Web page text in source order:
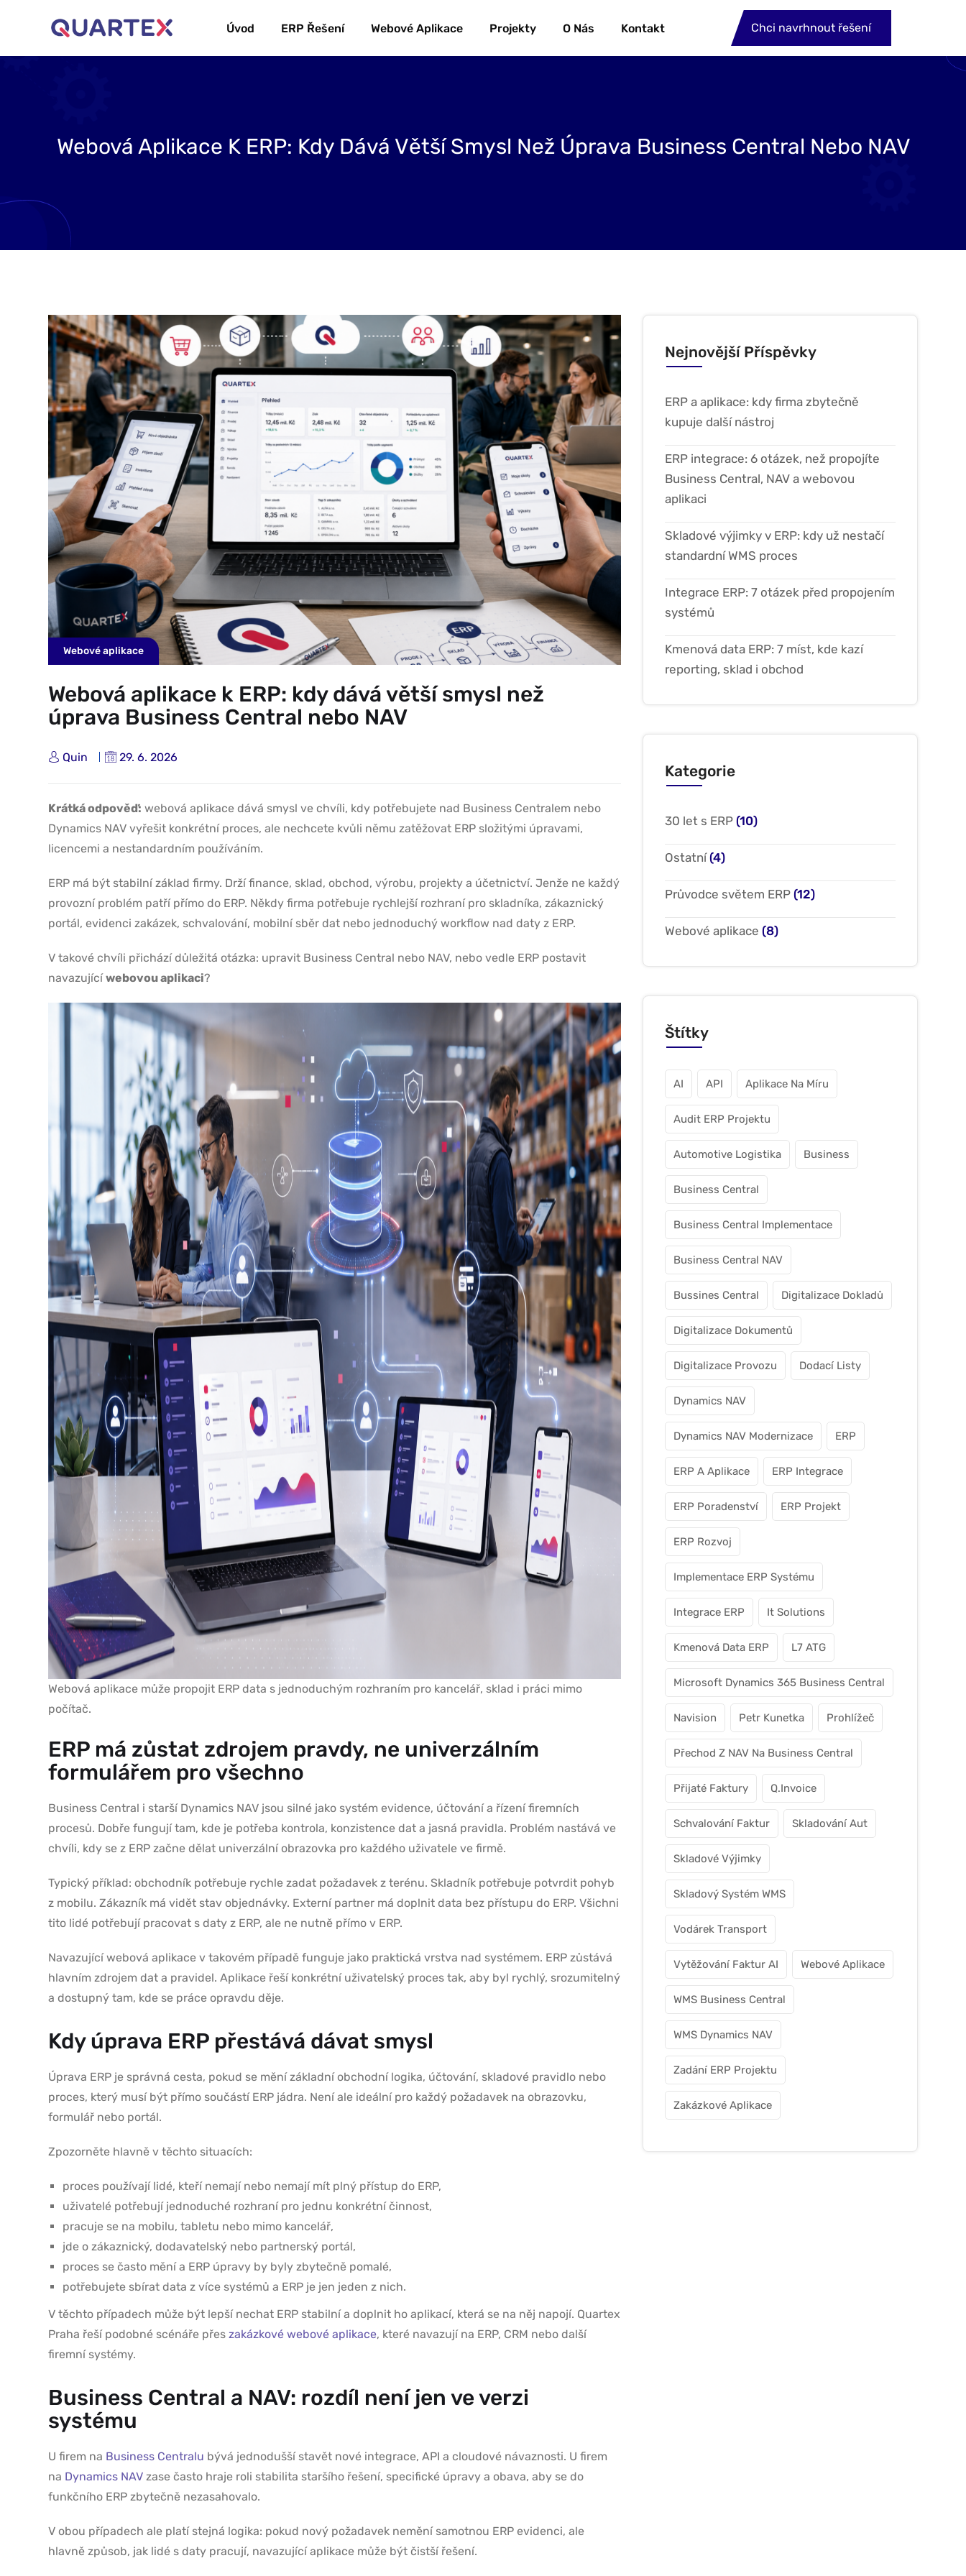
Úvod ERP Řešení Webové Aplikace Projekty O Nás Kontakt Chci navrhnout řešení
Webová Aplikace K ERP: Kdy Dává Větší Smysl Než Úprava Business Central Nebo NAV
Webové aplikace
Webová aplikace k ERP: kdy dává větší smysl než
úprava Business Central nebo NAV
Quin 29. 6. 2026
Krátká odpověď: webová aplikace dává smysl ve chvíli, kdy potřebujete nad Business Centralem nebo
Dynamics NAV vyřešit konkrétní proces, ale nechcete kvůli němu zatěžovat ERP složitými úpravami,
licencemi a nestandardním používáním.
ERP má být stabilní základ firmy. Drží finance, sklad, obchod, výrobu, projekty a účetnictví. Jenže ne každý
provozní problém patří přímo do ERP. Někdy firma potřebuje rychlejší rozhraní pro skladníka, zákaznický
portál, evidenci zakázek, schvalování, mobilní sběr dat nebo jednoduchý workflow nad daty z ERP.
V takové chvíli přichází důležitá otázka: upravit Business Central nebo NAV, nebo vedle ERP postavit
navazujícíwebovou aplikaci?
Webová aplikace může propojit ERP data s jednoduchým rozhraním pro kancelář, sklad i práci mimo
počítač.
ERP má zůstat zdrojem pravdy, ne univerzálním
formulářem pro všechno
Business Central i starší Dynamics NAV jsou silné jako systém evidence, účtování a řízení firemních
procesů. Dobře fungují tam, kde je potřeba kontrola, konzistence dat a jasná pravidla. Problém nastává ve
chvíli, kdy se z ERP začne dělat univerzální obrazovka pro každého uživatele ve firmě.
Typický příklad: obchodník potřebuje rychle zadat požadavek z terénu. Skladník potřebuje potvrdit pohyb
z mobilu. Zákazník má vidět stav objednávky. Externí partner má doplnit data bez přístupu do ERP. Všichni
tito lidé potřebují pracovat s daty z ERP, ale ne nutně přímo v ERP.
Navazující webová aplikace v takovém případě funguje jako praktická vrstva nad systémem. ERP zůstává
hlavním zdrojem dat a pravidel. Aplikace řeší konkrétní uživatelský proces tak, aby byl rychlý, srozumitelný
a dostupný tam, kde se práce opravdu děje.
Kdy úprava ERP přestává dávat smysl
Úprava ERP je správná cesta, pokud se mění základní obchodní logika, účtování, skladové pravidlo nebo
proces, který musí být přímo součástí ERP jádra. Není ale ideální pro každý požadavek na obrazovku,
formulář nebo portál.
Zpozorněte hlavně v těchto situacích:
proces používají lidé, kteří nemají nebo nemají mít plný přístup do ERP,
uživatelé potřebují jednoduché rozhraní pro jednu konkrétní činnost,
pracuje se na mobilu, tabletu nebo mimo kancelář,
jde o zákaznický, dodavatelský nebo partnerský portál,
proces se často mění a ERP úpravy by byly zbytečně pomalé,
potřebujete sbírat data z více systémů a ERP je jen jeden z nich.
V těchto případech může být lepší nechat ERP stabilní a doplnit ho aplikací, která se na něj napojí. Quartex
Praha řeší podobné scénáře přes zakázkové webové aplikace, které navazují na ERP, CRM nebo další
firemní systémy.
Business Central a NAV: rozdíl není jen ve verzi
systému
U firem na Business Centralu bývá jednodušší stavět nové integrace, API a cloudové návaznosti. U firem
na Dynamics NAV zase často hraje roli stabilita staršího řešení, specifické úpravy a obava, aby se do
funkčního ERP zbytečně nezasahovalo.
V obou případech ale platí stejná logika: pokud nový požadavek nemění samotnou ERP evidenci, ale
hlavně způsob, jak lidé s daty pracují, navazující aplikace může být čistší řešení.
Nejnovější Příspěvky
ERP a aplikace: kdy firma zbytečně
kupuje další nástroj
ERP integrace: 6 otázek, než propojíte
Business Central, NAV a webovou
aplikaci
Skladové výjimky v ERP: kdy už nestačí
standardní WMS proces
Integrace ERP: 7 otázek před propojením
systémů
Kmenová data ERP: 7 míst, kde kazí
reporting, sklad i obchod
Kategorie
30 let s ERP(10)
Ostatní(4)
Průvodce světem ERP(12)
Webové aplikace (8)
Štítky
AI API Aplikace Na Míru
Audit ERP Projektu
Automotive Logistika Business
Business Central
Business Central Implementace
Business Central NAV
Bussines Central Digitalizace Dokladů
Digitalizace Dokumentů
Digitalizace Provozu Dodací Listy
Dynamics NAV
Dynamics NAV Modernizace ERP
ERP A Aplikace ERP Integrace
ERP Poradenství ERP Projekt
ERP Rozvoj
Implementace ERP Systému
Integrace ERP It Solutions
Kmenová Data ERP L7 ATG
Microsoft Dynamics 365 Business Central
Navision Petr Kunetka Prohlížeč
Přechod Z NAV Na Business Central
Přijaté Faktury Q.Invoice
Schvalování Faktur Skladování Aut
Skladové Výjimky
Skladový Systém WMS
Vodárek Transport
Vytěžování Faktur AI Webové Aplikace
WMS Business Central
WMS Dynamics NAV
Zadání ERP Projektu
Zakázkové Aplikace